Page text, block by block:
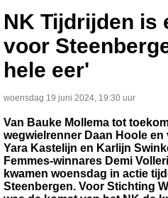
NK Tijdrijden is
voor
hele eer'
woensdag 19 juni 2024, 19:30 uur
Van Bauke Mollema tot
wegwielrenner Daan Hoole
Yara Kastelijn en Karlijn
Femmes-winnares Demi
kwamen woensdag in actie
Steenbergen. Voor Stichting